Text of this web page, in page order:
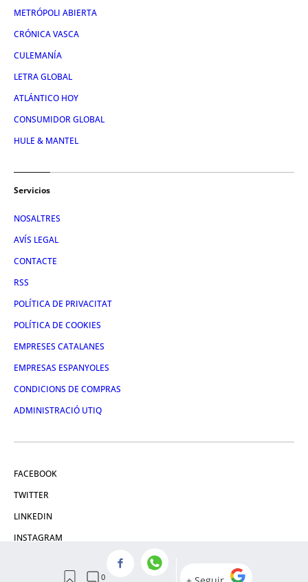
METRÓPOLI ABIERTA
CRÓNICA VASCA
CULEMANÍA
LETRA GLOBAL
ATLÁNTICO HOY
CONSUMIDOR GLOBAL
HULE & MANTEL
Servicios
NOSALTRES
AVÍS LEGAL
CONTACTE
RSS
POLÍTICA DE PRIVACITAT
POLÍTICA DE COOKIES
EMPRESES CATALANES
EMPRESAS ESPANYOLES
CONDICIONS DE COMPRAS
ADMINISTRACIÓ UTIQ
FACEBOOK
TWITTER
LINKEDIN
INSTAGRAM